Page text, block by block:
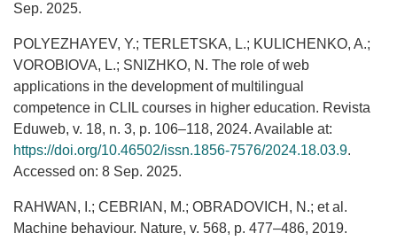
Sep. 2025.
POLYEZHAYEV, Y.; TERLETSKA, L.; KULICHENKO, A.;
VOROBIOVA, L.; SNIZHKO, N. The role of web
applications in the development of multilingual
competence in CLIL courses in higher education. Revista
Eduweb, v. 18, n. 3, p. 106–118, 2024. Available at:
https://doi.org/10.46502/issn.1856-7576/2024.18.03.9.
Accessed on: 8 Sep. 2025.
RAHWAN, I.; CEBRIAN, M.; OBRADOVICH, N.; et al.
Machine behaviour. Nature, v. 568, p. 477–486, 2019.